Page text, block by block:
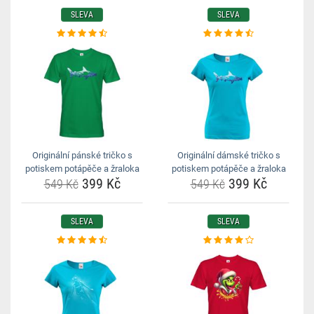
SLEVA
Originální pánské tričko s
potiskem potápěče a žraloka
549 Kč399 Kč
SLEVA
Originální dámské tričko s
potiskem potápěče a žraloka
549 Kč399 Kč
SLEVA SLEVA